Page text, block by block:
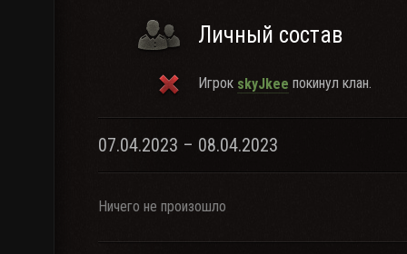
Личный состав
Игрок skyJkee покинул клан.
07.04.2023 – 08.04.2023
Ничего не произошло